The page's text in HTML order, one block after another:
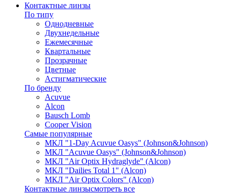
Контактные линзы
По типу
Однодневные
Двухнедельные
Ежемесячные
Квартальные
Прозрачные
Цветные
Астигматические
По бренду
Acuvue
Alcon
Bausch Lomb
Cooper Vision
Самые популярные
МКЛ "1-Day Acuvue Oasys" (Johnson&Johnson)
МКЛ "Acuvue Oasys" (Johnson&Johnson)
МКЛ "Air Optix Hydraglyde" (Alcon)
МКЛ "Dailies Total 1" (Alcon)
МКЛ "Air Optix Colors" (Alcon)
Контактные линзысмотреть все